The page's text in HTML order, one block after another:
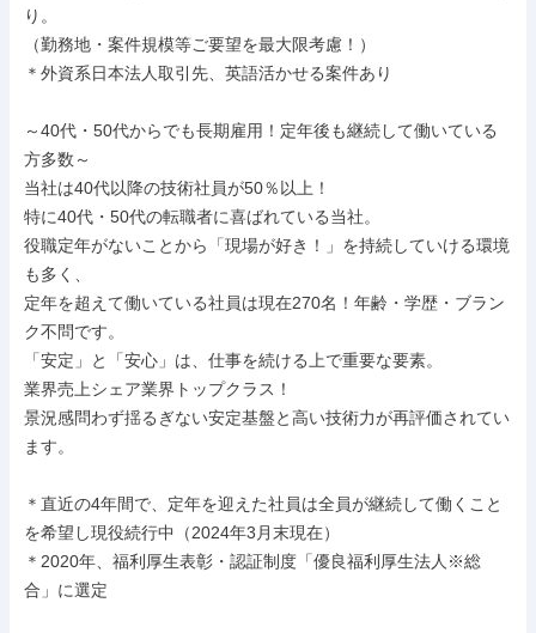
り。
（勤務地・案件規模等ご要望を最大限考慮！）
＊外資系日本法人取引先、英語活かせる案件あり
～40代・50代からでも長期雇用！定年後も継続して働いている
方多数～
当社は40代以降の技術社員が50％以上！
特に40代・50代の転職者に喜ばれている当社。
役職定年がないことから「現場が好き！」を持続していける環境
も多く、
定年を超えて働いている社員は現在270名！年齢・学歴・ブラン
ク不問です。
「安定」と「安心」は、仕事を続ける上で重要な要素。
業界売上シェア業界トップクラス！
景況感問わず揺るぎない安定基盤と高い技術力が再評価されてい
ます。
＊直近の4年間で、定年を迎えた社員は全員が継続して働くこと
を希望し現役続行中（2024年3月末現在）
＊2020年、福利厚生表彰・認証制度「優良福利厚生法人※総
合」に選定